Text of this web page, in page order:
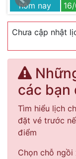
hôm nay
Chưa cập nhật
các bạn
Tìm hiểu lịch
đặt vé trước
điểm
Chọn chỗ